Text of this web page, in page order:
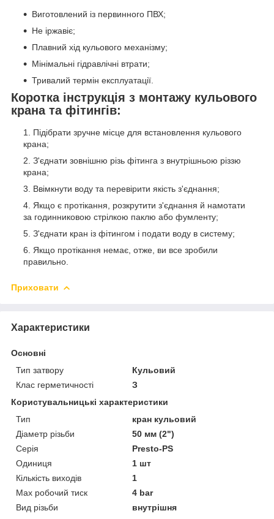
Виготовлений із первинного ПВХ;
Не іржавіє;
Плавний хід кульового механізму;
Мінімальні гідравлічні втрати;
Тривалий термін експлуатації.
Коротка інструкція з монтажу кульового
крана та фітингів:
Підібрати зручне місце для встановлення кульового
крана;
З'єднати зовнішню різь фітинга з внутрішньою різзю
крана;
Ввімкнути воду та перевірити якість з'єднання;
Якщо є протікання, розкрутити з'єднання й намотати
за годинниковою стрілкою паклю або фумленту;
З'єднати кран із фітингом і подати воду в систему;
Якщо протікання немає, отже, ви все зробили
правильно.
Приховати
Характеристики
Основні
Тип затвору
Кульовий
Клас герметичності
З
Користувальницькі характеристики
Тип
кран кульовий
Діаметр різьби
50 мм (2")
Серія
Presto-PS
Одиниця
1 шт
Кількість виходів
1
Мах робочий тиск
4 bar
Вид різьби
внутрішня